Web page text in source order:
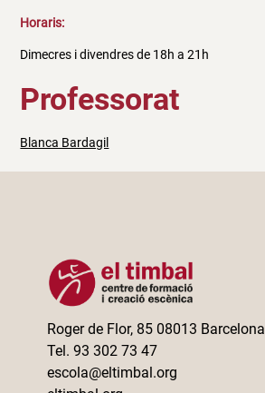
Horaris:
Dimecres i divendres de 18h a 21h
Professorat
Blanca Bardagil
Roger de Flor, 85 08013 Barcelona
Tel. 93 302 73 47
escola@eltimbal.org